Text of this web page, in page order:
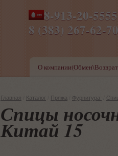
8-913-20-
8 (383) 267-
ПН-ПТ 8-17,СБ-ВС 9-
О
Главная Каталог Пряжа Фурнитура
Спицы
Китай 15